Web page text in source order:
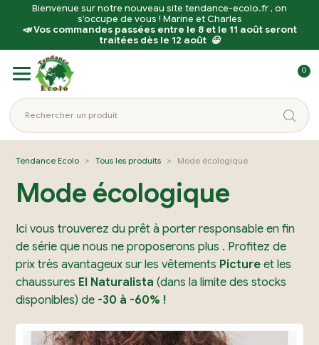
Bienvenue sur notre nouveau site tendance-ecolo.fr , on
s’occupe de vous ! Marine et Charles
📣 Vos commandes passées entre le 8 et le 11 août seront
traitées dès le 12 août 😀
navigation
contenu
Rechercher
un
produit...
o
n
n
0
Tendance Ecolo Tous les produits Mode écologique
Mode écologique
Ici vous trouverez du prêt à porter responsable en fin
de série que nous ne proposerons plus . Profitez de
prix très avantageux sur les vêtements Picture et les
chaussures El Naturalista (dans la limite des stocks
disponibles) de -30 à -60% !